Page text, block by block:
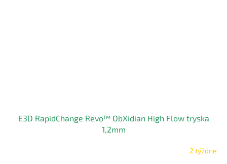
E3D RapidChange Revo™ ObXidian High Flow tryska
1,2mm
2 týždne